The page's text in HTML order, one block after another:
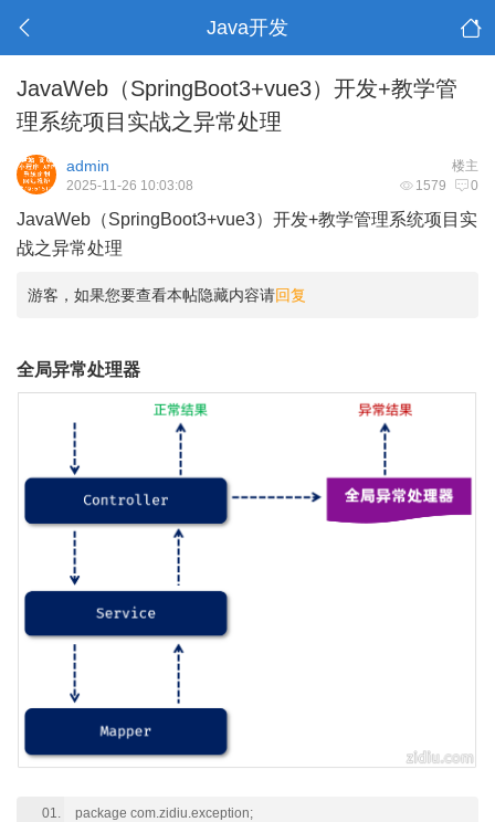
Java开发
JavaWeb（SpringBoot3+vue3）开发+教学管
理系统项目实战之异常处理
楼主
admin
1579 0
2025-11-26 10:03:08
JavaWeb（SpringBoot3+vue3）开发+教学管理系统项目实
战之异常处理
游客，如果您要查看本帖隐藏内容请回复
全局异常处理器
package com.zidiu.exception;